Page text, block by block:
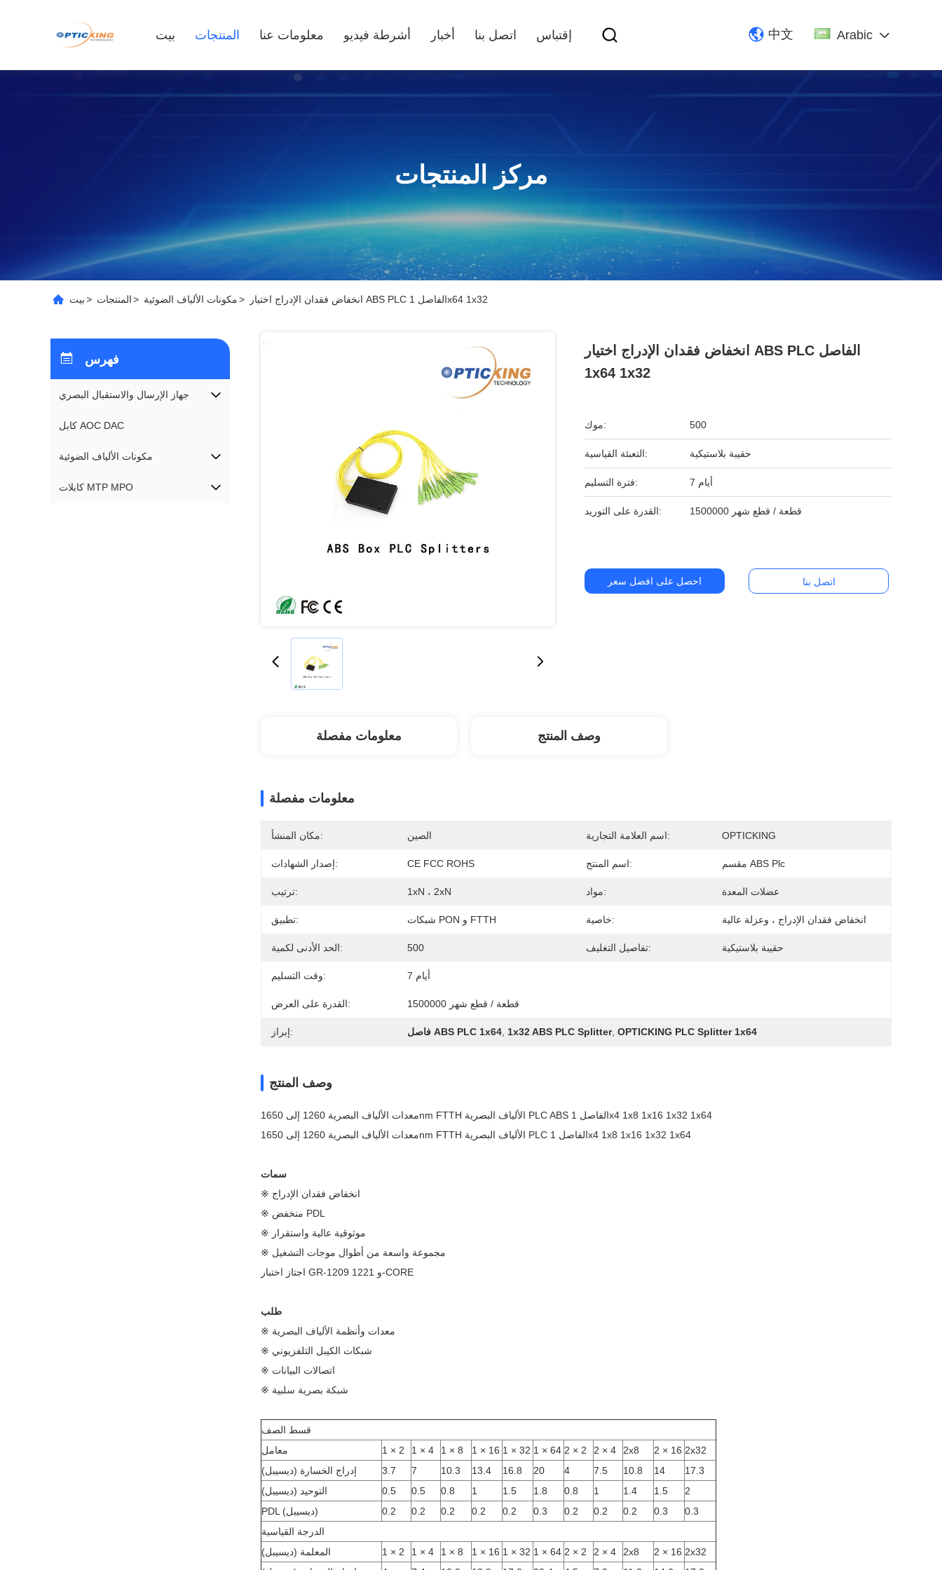
بيت المنتجات معلومات عنا أشرطة فيديو أخبار اتصل بنا إقتباس 中文 Arabic
مركز المنتجات
بيت> المنتجات> مكونات الألياف الضوئية> انخفاض فقدان الإدراج اختيار ABS PLC الفاصل 1x64 1x32
فهرس
جهاز الإرسال والاستقبال البصري
كابل AOC DAC
مكونات الألياف الضوئية
كابلات MTP MPO
انخفاض فقدان الإدراج اختيار ABS PLC الفاصل
1x64 1x32
موك: 500
التعبئة القياسية: حقيبة بلاستيكية
فترة التسليم: 7 أيام
القدرة على التوريد: 1500000 قطعة / قطع شهر
احصل على افضل سعر اتصل بنا
معلومات مفصلة وصف المنتج
معلومات مفصلة
مكان المنشأ: الصين اسم العلامة التجارية: OPTICKING
إصدار الشهادات: CE FCC ROHS اسم المنتج: مقسم ABS Plc
ترتيب: 1xN ، 2xN مواد: عضلات المعدة
تطبيق: شبكات PON و FTTH خاصية: انخفاض فقدان الإدراج ، وعزلة عالية
الحد الأدنى لكمية: 500 تفاصيل التغليف: حقيبة بلاستيكية
وقت التسليم: 7 أيام
القدرة على العرض: 1500000 قطعة / قطع شهر
إبراز: فاصل ABS PLC 1x64 1x32 ABS PLC Splitter, OPTICKING PLC Splitter 1x64
وصف المنتج
معدات الألياف البصرية 1260 إلى 1650nm FTTH الألياف البصرية PLC ABS الفاصل 1x4 1x8 1x16 1x32 1x64
معدات الألياف البصرية 1260 إلى 1650nm FTTH الألياف البصرية PLC الفاصل 1x4 1x8 1x16 1x32 1x64
سمات
※ انخفاض فقدان الإدراج
※ منخفض PDL
※ موثوقية عالية واستقرار
※ مجموعة واسعة من أطوال موجات التشغيل
اجتاز اختبار GR-1209 و 1221-CORE
طلب
※ معدات وأنظمة الألياف البصرية
※ شبكات الكيبل التلفزيوني
※ اتصالات البيانات
※ شبكة بصرية سلبية
قسط الصف
معامل
1 × 2 1 × 4 1 × 8 1 × 16 1 × 32 1 × 64 2 × 2 2 × 4 2x8 2 × 16 2x32
إدراج الخسارة (ديسيبل)
3.7 7 10.3 13.4 16.8 20 4 7.5 10.8 14
17.3
التوحيد (ديسيبل)
0.5 0.5 0.8 1 1.5 1.8 0.8 1 1.4 1.5
2
PDL (ديسيبل)
0.2 0.2 0.2 0.2 0.2 0.3 0.2 0.2 0.2 0.3
0.3
الدرجة القياسية
المعلمة (ديسيبل)
1 × 2 1 × 4 1 × 8 1 × 16 1 × 32 1 × 64 2 × 2 2 × 4 2x8 2 × 16 2x32